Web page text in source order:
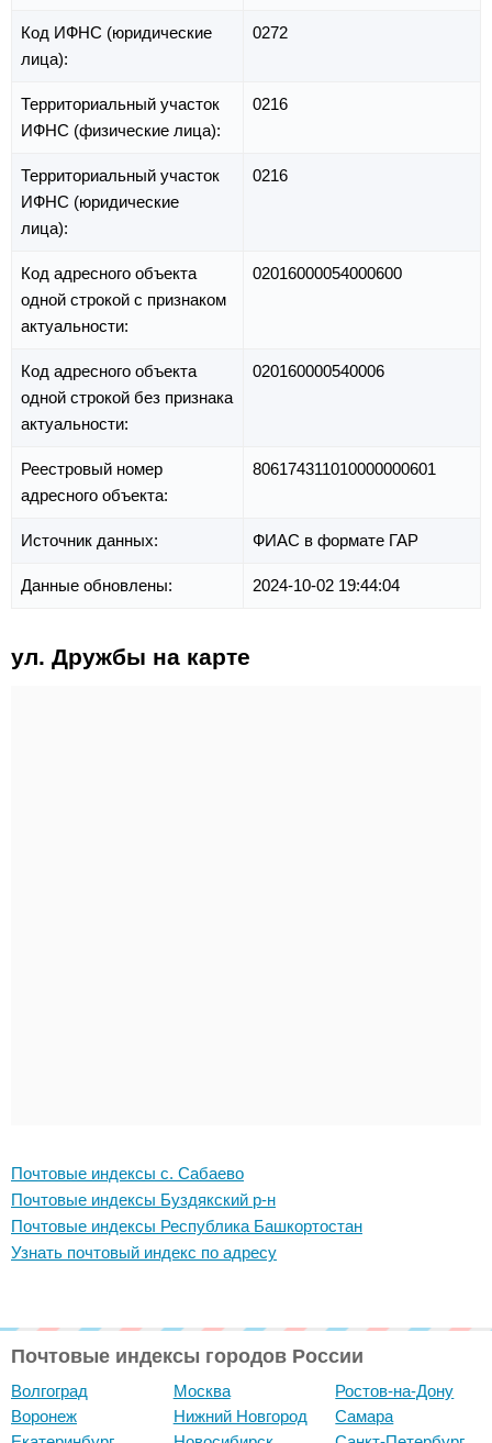
Код ИФНС (юридические
лица):
0272
Территориальный участок
ИФНС (физические лица):
0216
Территориальный участок
ИФНС (юридические
лица):
0216
Код адресного объекта
одной строкой с признаком
актуальности:
02016000054000600
Код адресного объекта
одной строкой без признака
актуальности:
020160000540006
Реестровый номер
адресного объекта:
806174311010000000601
Источник данных: ФИАС в формате ГАР
Данные обновлены: 2024-10-02 19:44:04
ул. Дружбы на карте
Почтовые индексы с. Сабаево
Почтовые индексы Буздякский р-н
Почтовые индексы Республика Башкортостан
Узнать почтовый индекс по адресу
Почтовые индексы городов России
Волгоград
Воронеж
Москва
Нижний Новгород
Ростов-на-Дону
Самара